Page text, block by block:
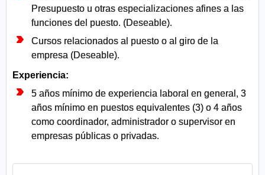
Presupuesto u otras especializaciones afines a las
funciones del puesto. (Deseable).
Cursos relacionados al puesto o al giro de la
empresa (Deseable).
Experiencia:
5 años mínimo de experiencia laboral en general, 3
años mínimo en puestos equivalentes (3) o 4 años
como coordinador, administrador o supervisor en
empresas públicas o privadas.